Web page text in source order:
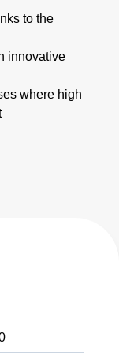
to the
innovative
where high